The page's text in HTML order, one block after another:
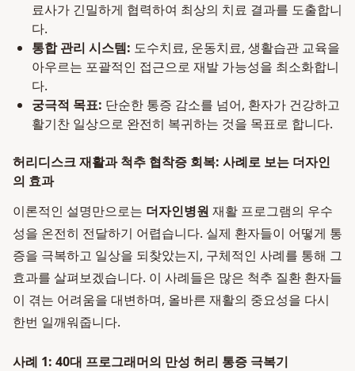
료사가 긴밀하게 협력하여 최상의 치료 결과를 도출합니
다.
통합 관리 시스템: 도수치료, 운동치료, 생활습관 교육을
아우르는 포괄적인 접근으로 재발 가능성을 최소화합니
다.
궁극적 목표: 단순한 통증 감소를 넘어, 환자가 건강하고
활기찬 일상으로 완전히 복귀하는 것을 목표로 합니다.
허리디스크 재활과 척추 협착증 회복: 사례로 보는 더자인
의 효과
이론적인 설명만으로는 더자인병원 재활 프로그램의 우수
성을 온전히 전달하기 어렵습니다. 실제 환자들이 어떻게 통
증을 극복하고 일상을 되찾았는지, 구체적인 사례를 통해 그
효과를 살펴보겠습니다. 이 사례들은 많은 척추 질환 환자들
이 겪는 어려움을 대변하며, 올바른 재활의 중요성을 다시
한번 일깨워줍니다.
사례 1: 40대 프로그래머의 만성 허리 통증 극복기